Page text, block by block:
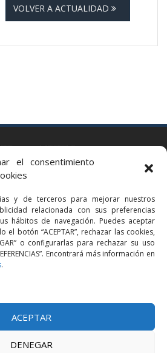
el consentimiento
y de terceros para mejorar nuestros
relacionada con sus preferencias
hábitos de navegación. Puedes aceptar
el botón “ACEPTAR”, rechazar las cookies,
o configurarlas para rechazar su uso
Encontrará más información en
.
ACEPTAR
DENEGAR
VOLVER A ACTUALIDAD
2 bis, 3º, 08006 Barcelona
16 1r, 08401 Granollers (Bcn)
39 60
114, 2º izq. 28006 Madrid.
98 21 | +34 91 431 98 95